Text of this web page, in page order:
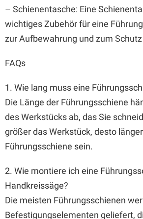
– Schienentasche: Eine
wichtiges Zubehör für eine
zur Aufbewahrung und zum
FAQs
1. Wie lang muss eine
Die Länge der Führungsschiene
des Werkstücks ab, das Sie
größer das Werkstück, desto
Führungsschiene sein.
2. Wie montiere ich eine
Handkreissäge?
Die meisten Führungsschienen
Befestigungselementen geliefert,